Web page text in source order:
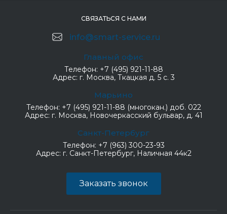
СВЯЗАТЬСЯ С НАМИ
info@smart-service.ru
Главный офис
Телефон: +7 (495) 921-11-88
Адрес: г. Москва, Ткацкая д. 5 с. 3
Марьино
Телефон: +7 (495) 921-11-88 (многокан.) доб. 022
Адрес: г. Москва, Новочеркасский бульвар, д. 41
Санкт-Петербург
Телефон: +7 (963) 300-23-93
Адрес: г. Санкт-Петербург, Наличная 44к2
Заказать звонок